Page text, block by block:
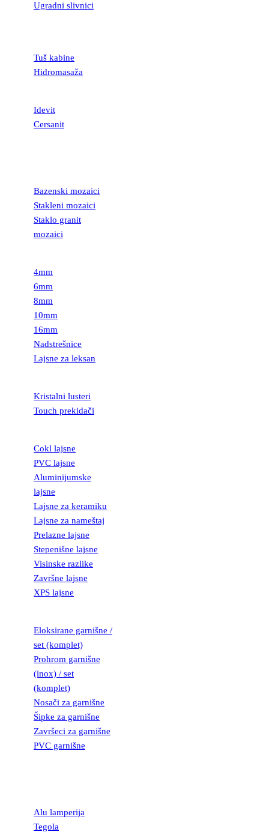
Ugradni slivnici
Tuš kabine
Hidromasaža
Idevit
Cersanit
Bazenski mozaici
Stakleni mozaici
Staklo granit
mozaici
4mm
6mm
8mm
10mm
16mm
Nadstrešnice
Lajsne za leksan
Kristalni lusteri
Touch prekidači
Cokl lajsne
PVC lajsne
Aluminijumske
lajsne
Lajsne za keramiku
Lajsne za nameštaj
Prelazne lajsne
Stepenišne lajsne
Visinske razlike
Završne lajsne
XPS lajsne
Eloksirane garnišne /
set (komplet)
Prohrom garnišne
(inox) / set
(komplet)
Nosači za garnišne
Šipke za garnišne
Završeci za garnišne
PVC garnišne
Alu lamperija
Tegola